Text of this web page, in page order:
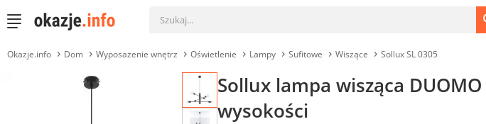
Okazje.info Dom Wyposażenie wnętrz Oświetlenie Lampy Sufitowe Wiszące Sollux SL 0305
Sollux lampa wisząca
wysokości